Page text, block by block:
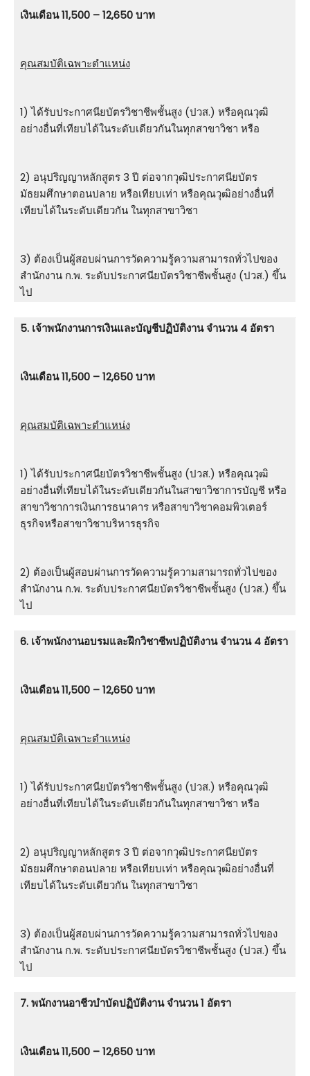
เงินเดือน 11,500 – 12,650 บาท
คุณสมบัติเฉพาะตำแหน่ง
1) ได้รับประกาศนียบัตรวิชาชีพชั้นสูง (ปวส.) หรือคุณวุฒิ
อย่างอื่นที่เทียบได้ในระดับเดียวกันในทุกสาขาวิชา หรือ
2) อนุปริญญาหลักสูตร 3 ปี ต่อจากวุฒิประกาศนียบัตร
มัธยมศึกษาตอนปลาย หรือเทียบเท่า หรือคุณวุฒิอย่างอื่นที่
เทียบได้ในระดับเดียวกัน ในทุกสาขาวิชา
3) ต้องเป็นผู้สอบผ่านการวัดความรู้ความสามารถทั่วไปของ
สำนักงาน ก.พ. ระดับประกาศนียบัตรวิชาชีพชั้นสูง (ปวส.) ขึ้น
ไป
5. เจ้าพนักงานการเงินและบัญชีปฏิบัติงาน จำนวน 4 อัตรา
เงินเดือน 11,500 – 12,650 บาท
คุณสมบัติเฉพาะตำแหน่ง
1) ได้รับประกาศนียบัตรวิชาชีพชั้นสูง (ปวส.) หรือคุณวุฒิ
อย่างอื่นที่เทียบได้ในระดับเดียวกันในสาขาวิชาการบัญชี หรือ
สาขาวิชาการเงินการธนาคาร หรือสาขาวิชาคอมพิวเตอร์
ธุรกิจหรือสาขาวิชาบริหารธุรกิจ
2) ต้องเป็นผู้สอบผ่านการวัดความรู้ความสามารถทั่วไปของ
สำนักงาน ก.พ. ระดับประกาศนียบัตรวิชาชีพชั้นสูง (ปวส.) ขึ้น
ไป
6. เจ้าพนักงานอบรมและฝึกวิชาชีพปฏิบัติงาน จำนวน 4 อัตรา
เงินเดือน 11,500 – 12,650 บาท
คุณสมบัติเฉพาะตำแหน่ง
1) ได้รับประกาศนียบัตรวิชาชีพชั้นสูง (ปวส.) หรือคุณวุฒิ
อย่างอื่นที่เทียบได้ในระดับเดียวกันในทุกสาขาวิชา หรือ
2) อนุปริญญาหลักสูตร 3 ปี ต่อจากวุฒิประกาศนียบัตร
มัธยมศึกษาตอนปลาย หรือเทียบเท่า หรือคุณวุฒิอย่างอื่นที่
เทียบได้ในระดับเดียวกัน ในทุกสาขาวิชา
3) ต้องเป็นผู้สอบผ่านการวัดความรู้ความสามารถทั่วไปของ
สำนักงาน ก.พ. ระดับประกาศนียบัตรวิชาชีพชั้นสูง (ปวส.) ขึ้น
ไป
7. พนักงานอาชีวบำบัดปฏิบัติงาน จำนวน 1 อัตรา
เงินเดือน 11,500 – 12,650 บาท